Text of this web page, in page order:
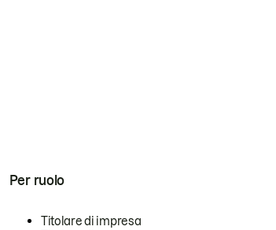
Per ruolo
Titolare di impresa